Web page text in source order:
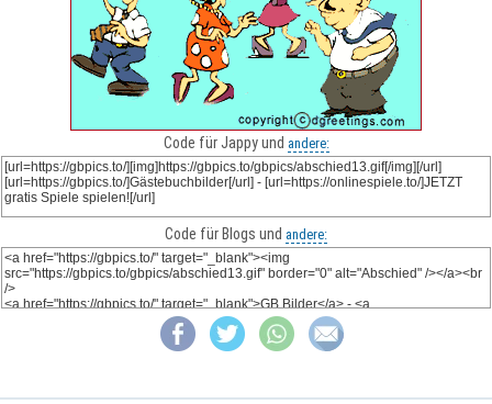
Code für Jappy und andere:
Code für Blogs und andere: